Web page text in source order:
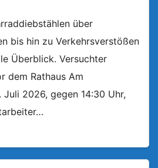
über
bis hin zu Verkehrsverstößen
Überblick. Versuchter
dem Rathaus Am
Juli 2026, gegen 14:30 Uhr,